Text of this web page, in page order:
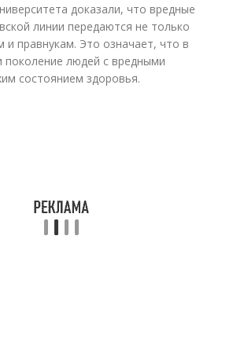
доказали, что вредные
линии передаются не только
и правнукам. Это означает, что в
поколение людей с вредными
состоянием здоровья.